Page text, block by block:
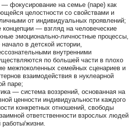
фокусирование на семье (паре) как
целостности со свойствами и
от индивидуальных проявлений;
концепции — взгляд на человеческие
эмоционально-личностные процессы,
в детской истории,
внутренними
по большей части в плохо
межпоколенных семейных сценариев и
взаимодействия в нуклеарной
паре;
— система воззрений, основанная на
ценности индивидуальности каждого
конкретных отношений, свободы
ответственности взрослых людей
жизни.